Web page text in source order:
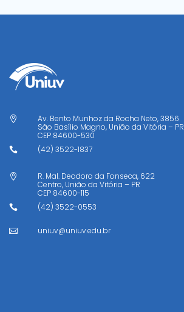

Av. Bento Munhoz da Rocha Neto, 3856
São Basílio Magno, União da Vitória – PR
CEP 84600-530
 (42) 3522-1837

R. Mal. Deodoro da Fonseca, 622
Centro, União da Vitória – PR
CEP 84600-115
 (42) 3522-0553
 uniuv@uniuv.edu.br